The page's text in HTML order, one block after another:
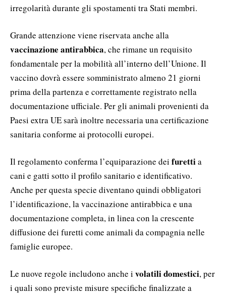
irregolarità durante gli spostamenti tra Stati membri.
Grande attenzione viene riservata anche alla
vaccinazione antirabbica, che rimane un requisito
fondamentale per la mobilità all’interno dell’Unione. Il
vaccino dovrà essere somministrato almeno 21 giorni
prima della partenza e correttamente registrato nella
documentazione ufficiale. Per gli animali provenienti da
Paesi extra UE sarà inoltre necessaria una certificazione
sanitaria conforme ai protocolli europei.
Il regolamento conferma l’equiparazione dei furettia
cani e gatti sotto il profilo sanitario e identificativo.
Anche per questa specie diventano quindi obbligatori
l’identificazione, la vaccinazione antirabbica e una
documentazione completa, in linea con la crescente
diffusione dei furetti come animali da compagnia nelle
famiglie europee.
Le nuove regole includono anche i volatili domestici, per
i quali sono previste misure specifiche finalizzate a